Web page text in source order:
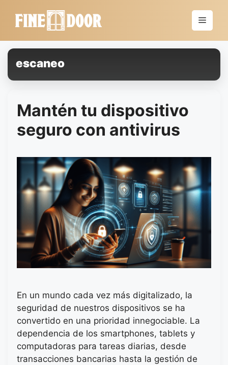
Menú
escaneo
Mantén tu dispositivo
seguro con antivirus
En un mundo cada vez más digitalizado, la
seguridad de nuestros dispositivos se ha
convertido en una prioridad innegociable. La
dependencia de los smartphones, tablets y
computadoras para tareas diarias, desde
transacciones bancarias hasta la gestión de